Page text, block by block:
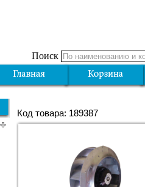
Поиск
Код товара: 189387